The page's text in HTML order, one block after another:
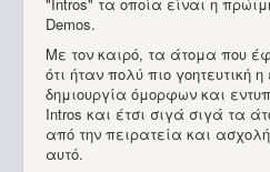
"Intros" τα οποία είναι η
Demos.
Με τον καιρό, τα άτομα που
ότι ήταν πολύ πιο γοητευτική
δημιουργία όμορφων και
Intros και έτσι σιγά σιγά τα
από την πειρατεία και
αυτό.